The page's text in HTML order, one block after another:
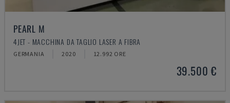
PEARL M
4JET - MACCHINA DA TAGLIO LASER A FIBRA
GERMANIA 2020 12.992 ORE
39.500 €